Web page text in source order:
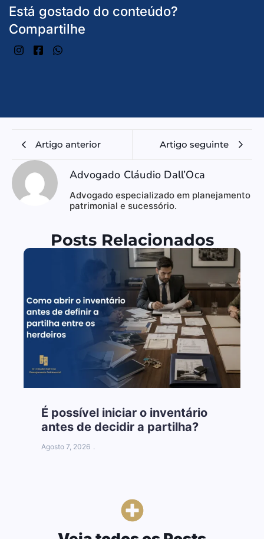
Está gostado do conteúdo?
Compartilhe
Artigo anterior Artigo seguinte
Advogado Cláudio Dall’Oca
Advogado especializado em planejamento
patrimonial e sucessório.
Posts Relacionados
É possível iniciar o inventário
antes de decidir a partilha?
Agosto 7, 2026